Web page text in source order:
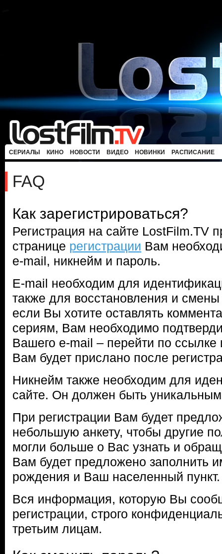
СЕРИАЛЫ КИНО НОВОСТИ ВИДЕО НОВИНКИ РАСПИСАНИЕ
FAQ
Как зарегистрироваться?
Регистрация на сайте LostFilm.TV
странице регистрации Вам
e-mail, никнейм и пароль.
E-mail необходим для
также для восстановления и
если Вы хотите оставлять
сериям, Вам необходимо
Вашего e-mail – перейти по ссылке
Вам будет прислано после
Никнейм также необходим для
сайте. Он должен быть
При регистрации Вам будет
небольшую анкету, чтобы другие
могли больше о Вас узнать и
Вам будет предложено заполнить
рождения и Ваш населенный пункт.
Вся информация, которую Вы
регистрации, строго
третьим лицам.